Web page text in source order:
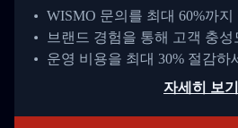
WISMO 문의를 최대 60%까지
브랜드 경험을 통해 고객 충성
운영 비용을 최대 30% 절감하
자세히 보기